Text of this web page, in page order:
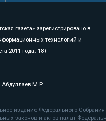
газета» зарегистрировано в
технологий и
2011 года. 18+
Абдуллаев М.Р.
издание Федерального
законов и актов палат